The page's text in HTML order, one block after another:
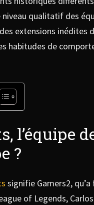
niveau qualitatif des
extensions inédites
habitudes de
l’équipe
?
signifie Gamers2,
of Legends,